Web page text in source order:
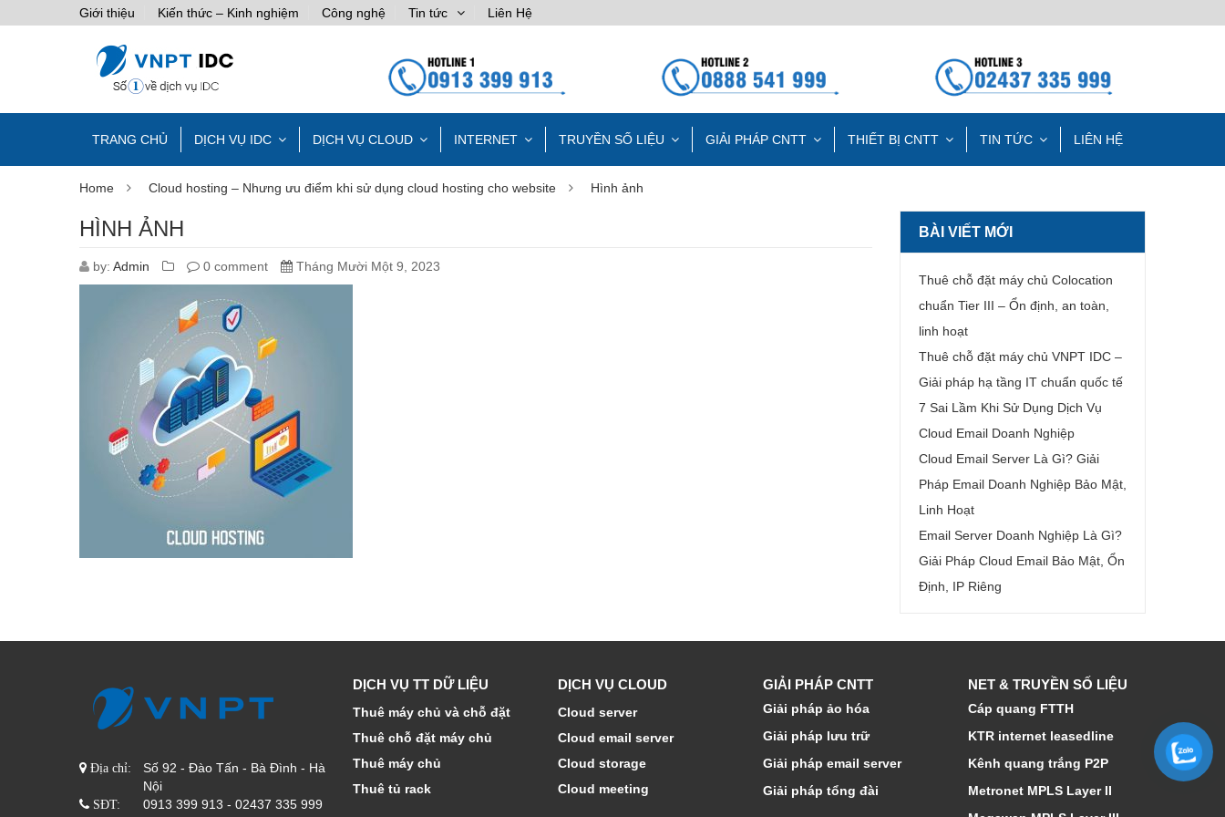
Giới thiệu Kiến thức – Kinh nghiệm Công nghệ Tin tức Liên Hệ
TRANG CHỦ DỊCH VỤ IDC DỊCH VỤ CLOUD INTERNET TRUYỀN SỐ LIỆU GIẢI PHÁP CNTT THIẾT BỊ CNTT TIN TỨC LIÊN HỆ
Home Cloud hosting – Nhưng ưu điểm khi sử dụng cloud hosting cho website Hình ảnh
HÌNH ẢNH
by: Admin 0 comment Tháng Mười Một 9, 2023
BÀI VIẾT MỚI
Thuê chỗ đặt máy chủ Colocation
chuẩn Tier III – Ổn định, an toàn,
linh hoạt
Thuê chỗ đặt máy chủ VNPT IDC –
Giải pháp hạ tầng IT chuẩn quốc tế
7 Sai Lầm Khi Sử Dụng Dịch Vụ
Cloud Email Doanh Nghiệp
Cloud Email Server Là Gì? Giải
Pháp Email Doanh Nghiệp Bảo Mật,
Linh Hoạt
Email Server Doanh Nghiệp Là Gì?
Giải Pháp Cloud Email Bảo Mật, Ổn
Định, IP Riêng
Địa chỉ:
Số 92 - Đào Tấn - Bà Đình - Hà
Nội
SĐT: 0913 399 913 - 02437 335 999
DỊCH VỤ TT DỮ LIỆU
Thuê máy chủ và chỗ đặt
Thuê chỗ đặt máy chủ
Thuê máy chủ
Thuê tủ rack
DỊCH VỤ CLOUD
Cloud server
Cloud email server
Cloud storage
Cloud meeting
GIẢI PHÁP CNTT
Giải pháp ảo hóa
Giải pháp lưu trữ
Giải pháp email server
Giải pháp tổng đài
NET & TRUYỀN SỐ LIỆU
Cáp quang FTTH
KTR internet leasedline
Kênh quang trắng P2P
Metronet MPLS Layer II